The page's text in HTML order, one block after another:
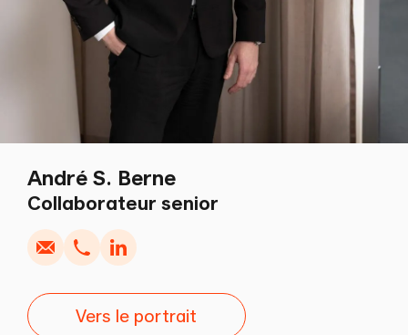
André S. Berne
Collaborateur senior
Écrire Copier
Appel Copier
Vers le portrait